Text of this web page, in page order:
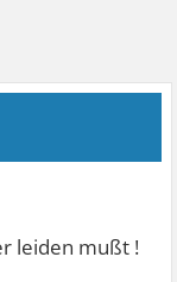
leiden mußt !